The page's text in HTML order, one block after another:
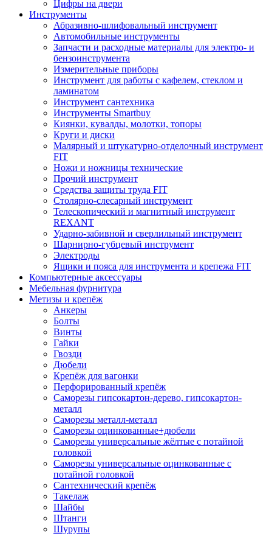
Цифры на двери
Инструменты
Абразивно-шлифовальный инструмент
Автомобильные инструменты
Запчасти и расходные материалы для электро- и
бензоинструмента
Измерительные приборы
Инструмент для работы с кафелем, стеклом и
ламинатом
Инструмент сантехника
Инструменты Smartbuy
Киянки, кувалды, молотки, топоры
Круги и диски
Малярный и штукатурно-отделочный инструмент
FIT
Ножи и ножницы технические
Прочий инструмент
Средства защиты труда FIT
Столярно-слесарный инструмент
Телескопический и магнитный инструмент
REXANT
Ударно-забивной и сверлильный инструмент
Шарнирно-губцевый инструмент
Электроды
Ящики и пояса для инструмента и крепежа FIT
Компьютерные аксессуары
Мебельная фурнитура
Метизы и крепёж
Анкеры
Болты
Винты
Гайки
Гвозди
Дюбели
Крепёж для вагонки
Перфорированный крепёж
Саморезы гипсокартон-дерево, гипсокартон-
металл
Саморезы металл-металл
Саморезы оцинкованные+дюбели
Саморезы универсальные жёлтые с потайной
головкой
Саморезы универсальные оцинкованные с
потайной головкой
Сантехнический крепёж
Такелаж
Шайбы
Штанги
Шурупы